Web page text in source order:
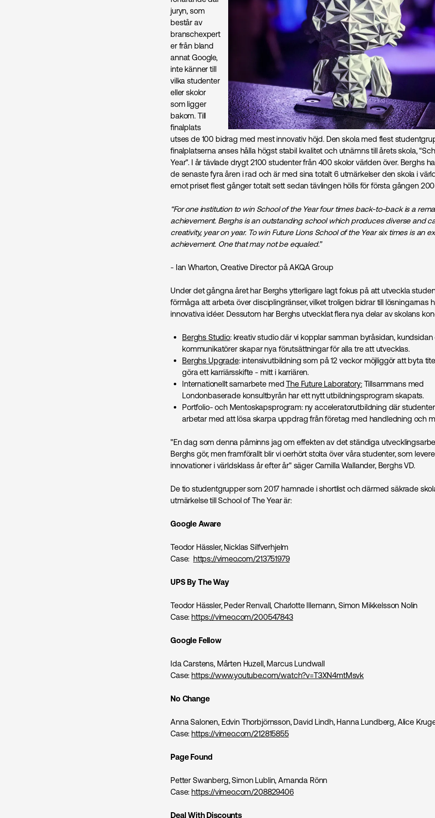
juryn, som
består av
branschexpert
er från bland
annat Google,
inte känner till
vilka studenter
eller skolor
som ligger
bakom. Till
finalplats
utses de 100 bidrag med mest innovativ höjd. Den skola med flest
finalplatserna anses hålla högst stabil kvalitet och utnämns till årets skola,
Year". I år tävlade drygt 2100 studenter från 400 skolor världen över. Berghs
de senaste fyra åren i rad och är med sina totalt 6 utmärkelser den skola i
emot priset flest gånger totalt sett sedan tävlingen hölls för första gången
“For one institution to win School of the Year four times back-to-back is a
achievement. Berghs is an outstanding school which produces diverse and
creativity, year on year. To win Future Lions School of the Year six times is an
achievement. One that may not be equaled.”
- Ian Wharton, Creative Director på AKQA Group
Under det gångna året har Berghs ytterligare lagt fokus på att utveckla
förmåga att arbeta över disciplingränser, vilket troligen bidrar till lösningarnas
innovativa idéer. Dessutom har Berghs utvecklat flera nya delar av skolans
Berghs Studio: kreativ studio där vi kopplar samman byråsidan,
kommunikatörer skapar nya förutsättningar för alla tre att utvecklas.
Berghs Upgrade: intensivutbildning som på 12 veckor möjliggör att byta
göra ett karriärsskifte - mitt i karriären.
Internationellt samarbete medThe Future Laboratory:Tillsammans med
Londonbaserade konsultbyrån har ett nytt utbildningsprogram skapats.
Portfolio- och Mentoskapsprogram: ny acceleratorutbildning där
arbetar med att lösa skarpa uppdrag från företag med handledning och
"En dag som denna påminns jag om effekten av det ständiga
Berghs gör, men framförallt blir vi oerhört stolta över våra studenter, som
innovationer i världsklass år efter år" säger Camilla Wallander, Berghs VD.
De tio studentgrupper som 2017 hamnade i shortlist och därmed säkrade
utmärkelse till School of The Year är:
Google Aware
Teodor Hässler, Nicklas Silfverhjelm
Case: https://vimeo.com/213751979
UPS By The Way
Teodor Hässler, Peder Renvall, Charlotte Illemann, Simon Mikkelsson Nolin
Case:https://vimeo.com/200547843
Google Fellow
Ida Carstens, Mårten Huzell, Marcus Lundwall
Case:https://www.youtube.com/watch?v=T3XN4mtMsvk
No Change
Anna Salonen, Edvin Thorbjörnsson, David Lindh, Hanna Lundberg, Alice
Case:https://vimeo.com/212815855
Page Found
Petter Swanberg, Simon Lublin, Amanda Rönn
Case:https://vimeo.com/208829406
Deal With Discounts